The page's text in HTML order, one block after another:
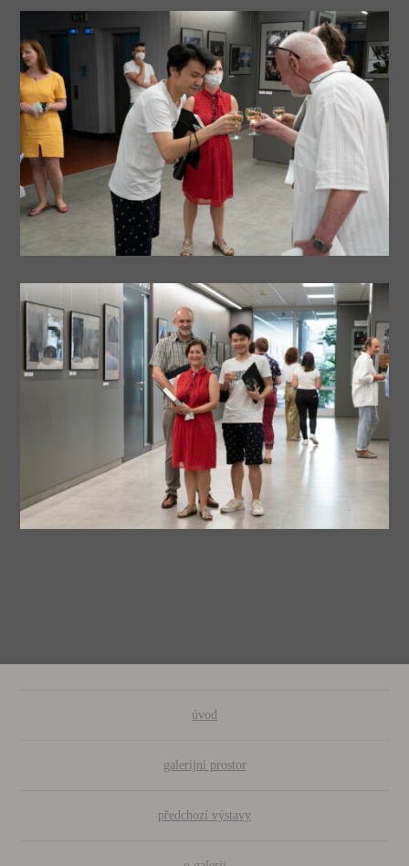
úvod
galerijní prostor
předchozí výstavy